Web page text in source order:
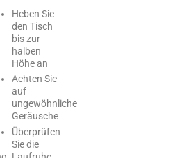
Heben Sie
den Tisch
bis zur
halben
Höhe an
Achten Sie
auf
ungewöhnliche
Geräusche
Überprüfen
Sie die